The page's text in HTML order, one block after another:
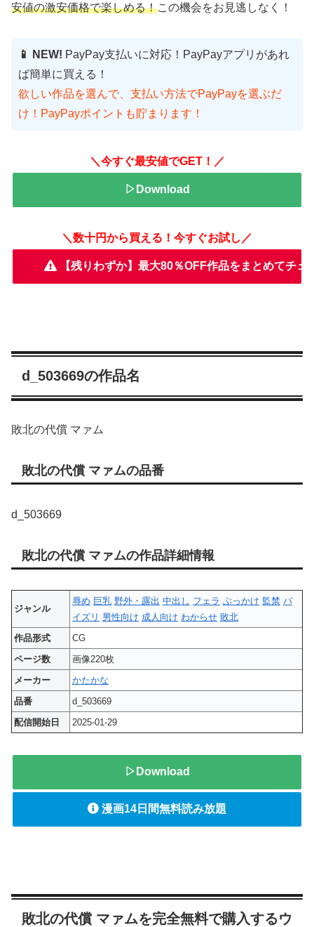
安値の激安価格で楽しめる！この機会をお見逃しなく！
📱 NEW! PayPay支払いに対応！PayPayアプリがあれ
ば簡単に買える！
欲しい作品を選んで、支払い方法でPayPayを選ぶだ
け！PayPayポイントも貯まります！
＼今すぐ最安値でGET！／
▷Download
＼数十円から買える！今すぐお試し／
【残りわずか】最大80％OFF作品をまとめてチェ
d_503669の作品名
敗北の代償 マァム
敗北の代償 マァムの品番
d_503669
敗北の代償 マァムの作品詳細情報
ジャンル
辱め 巨乳 野外・露出 中出し フェラ ぶっかけ 監禁 パ
イズリ 男性向け 成人向け わからせ 敗北
作品形式
CG
ページ数
画像220枚
メーカー
かたかな
品番
d_503669
配信開始日
2025-01-29
▷Download
漫画14日間無料読み放題
敗北の代償 マァムを完全無料で購入するウ